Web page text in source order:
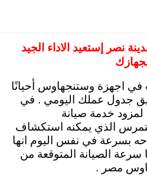
نصر إستعيد الاداء الجيد
اجهزة وستنجهاوس أحيانًا
جدول عملك اليومي . في
خدمة صيانة
الذي يمكنه استكشاف
بسرعة في نفس اليوم انها
الصيانة المتوقعة من
مصر .
غسالات ديب فريزر